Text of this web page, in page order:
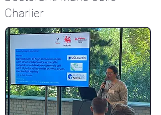
Charlier